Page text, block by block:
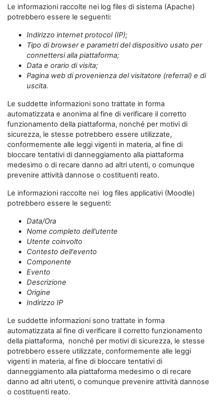
Le informazioni raccolte nei log files di sistema (Apache)
potrebbero essere le seguenti:
Indirizzo internet protocol (IP);
Tipo di browser e parametri del dispositivo usato per
connettersi alla piattaforma;
Data e orario di visita;
Pagina web di provenienza del visitatore (referral) e di
uscita.
Le suddette informazioni sono trattate in forma
automatizzata e anonima al fine di verificare il corretto
funzionamento della piattaforma, nonché per motivi di
sicurezza, le stesse potrebbero essere utilizzate,
conformemente alle leggi vigenti in materia, al fine di
bloccare tentativi di danneggiamento alla piattaforma
medesimo o di recare danno ad altri utenti, o comunque
prevenire attività dannose o costituenti reato.
Le informazioni raccolte nei log files applicativi (Moodle)
potrebbero essere le seguenti:
Data/Ora
Nome completo dell'utente
Utente coinvolto
Contesto dell'evento
Componente
Evento
Descrizione
Origine
Indirizzo IP
Le suddette informazioni sono trattate in forma
automatizzata al fine di verificare il corretto funzionamento
della piattaforma, nonché per motivi di sicurezza, le stesse
potrebbero essere utilizzate, conformemente alle leggi
vigenti in materia, al fine di bloccare tentativi di
danneggiamento alla piattaforma medesimo o di recare
danno ad altri utenti, o comunque prevenire attività dannose
o costituenti reato.